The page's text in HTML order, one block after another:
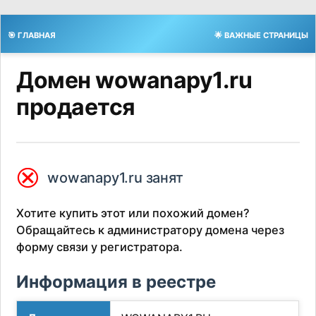
🎯 ГЛАВНАЯ 🌟 ВАЖНЫЕ СТРАНИЦЫ
Домен wowanapy1.ru
продается
⮿ wowanapy1.ru занят
Хотите купить этот или похожий домен?
Обращайтесь к администратору домена через
форму связи у регистратора.
Информация в реестре